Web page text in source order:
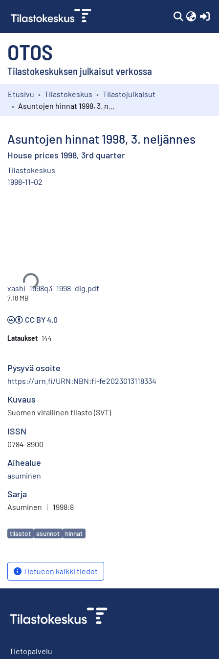
OTOS
Tilastokeskuksen julkaisut verkossa
Kokoelmat
Etusivu Tilastokeskus
Tilastojulkaisut
Asuntojen hinnat 1998, 3. neljännes
House prices 1998, 3rd quarter
Tilastokeskus
1998-11-02
Ladataan...
xashi_1998q3_1998_dig.pdf
7.18 MB
CC BY 4.0
Lataukset 144
Pysyvä osoite
https://urn.fi/URN:NBN:fi-fe2023013118334
Kuvaus
Suomen virallinen tilasto (SVT)
ISSN
0784-8900
Aihealue
asuminen
Sarja
Asuminen | 1998:8
Avainsanat
tilastot asunnot hinnat
Tietueen kaikki tiedot
Tietopalvelu